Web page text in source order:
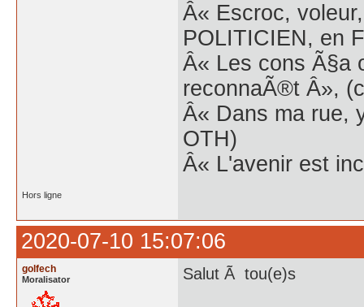
Â« Escroc,
POLITICIEN, en
Â« Les cons Ã§a
reconnaÃ®t Â»,
Â« Dans ma rue,
OTH)
Â« L'avenir est
Hors ligne
2020-07-10 15:07:06
golfech
Moralisator Salut Ã tou(e)s